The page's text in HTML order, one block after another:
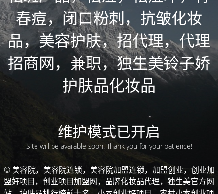
春痘，闭口粉刺，抗皱化妆
品，美容护肤，招代理，代理
招商网，兼职，独生美铃子娇
护肤品化妆品
维护模式已开启
Site will be available soon. Thank you for your patience!
© 美容院，美容院连锁，美容院加盟连锁，加盟创业，创业加
盟好项目，创业项目加盟网，品牌化妆品代理，独生美官方网